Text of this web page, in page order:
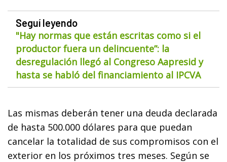
Seguí leyendo
"Hay normas que están escritas como si el
productor fuera un delincuente”: la
desregulación llegó al Congreso Aapresid y
hasta se habló del financiamiento al IPCVA
Las mismas deberán tener una deuda declarada
de hasta 500.000 dólares para que puedan
cancelar la totalidad de sus compromisos con el
exterior en los próximos tres meses. Según se